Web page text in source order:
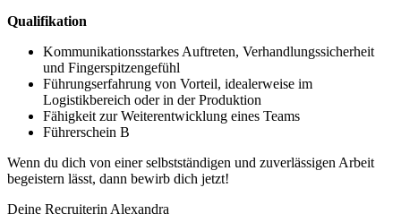
Qualifikation
Kommunikationsstarkes Auftreten, Verhandlungssicherheit
und Fingerspitzengefühl
Führungserfahrung von Vorteil, idealerweise im
Logistikbereich oder in der Produktion
Fähigkeit zur Weiterentwicklung eines Teams
Führerschein B
Wenn du dich von einer selbstständigen und zuverlässigen Arbeit
begeistern lässt, dann bewirb dich jetzt!
Deine Recruiterin Alexandra